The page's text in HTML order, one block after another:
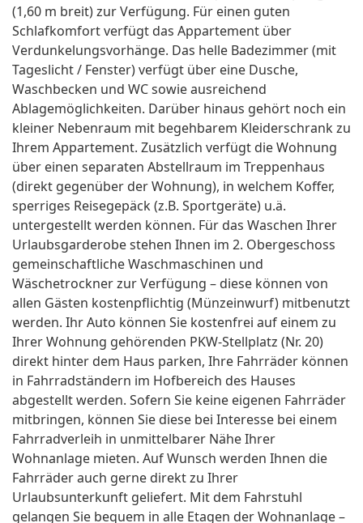
(1,60 m breit) zur Verfügung. Für einen guten
Schlafkomfort verfügt das Appartement über
Verdunkelungsvorhänge. Das helle Badezimmer (mit
Tageslicht / Fenster) verfügt über eine Dusche,
Waschbecken und WC sowie ausreichend
Ablagemöglichkeiten. Darüber hinaus gehört noch ein
kleiner Nebenraum mit begehbarem Kleiderschrank zu
Ihrem Appartement. Zusätzlich verfügt die Wohnung
über einen separaten Abstellraum im Treppenhaus
(direkt gegenüber der Wohnung), in welchem Koffer,
sperriges Reisegepäck (z.B. Sportgeräte) u.ä.
untergestellt werden können. Für das Waschen Ihrer
Urlaubsgarderobe stehen Ihnen im 2. Obergeschoss
gemeinschaftliche Waschmaschinen und
Wäschetrockner zur Verfügung – diese können von
allen Gästen kostenpflichtig (Münzeinwurf) mitbenutzt
werden. Ihr Auto können Sie kostenfrei auf einem zu
Ihrer Wohnung gehörenden PKW-Stellplatz (Nr. 20)
direkt hinter dem Haus parken, Ihre Fahrräder können
in Fahrradständern im Hofbereich des Hauses
abgestellt werden. Sofern Sie keine eigenen Fahrräder
mitbringen, können Sie diese bei Interesse bei einem
Fahrradverleih in unmittelbarer Nähe Ihrer
Wohnanlage mieten. Auf Wunsch werden Ihnen die
Fahrräder auch gerne direkt zu Ihrer
Urlaubsunterkunft geliefert. Mit dem Fahrstuhl
gelangen Sie bequem in alle Etagen der Wohnanlage –